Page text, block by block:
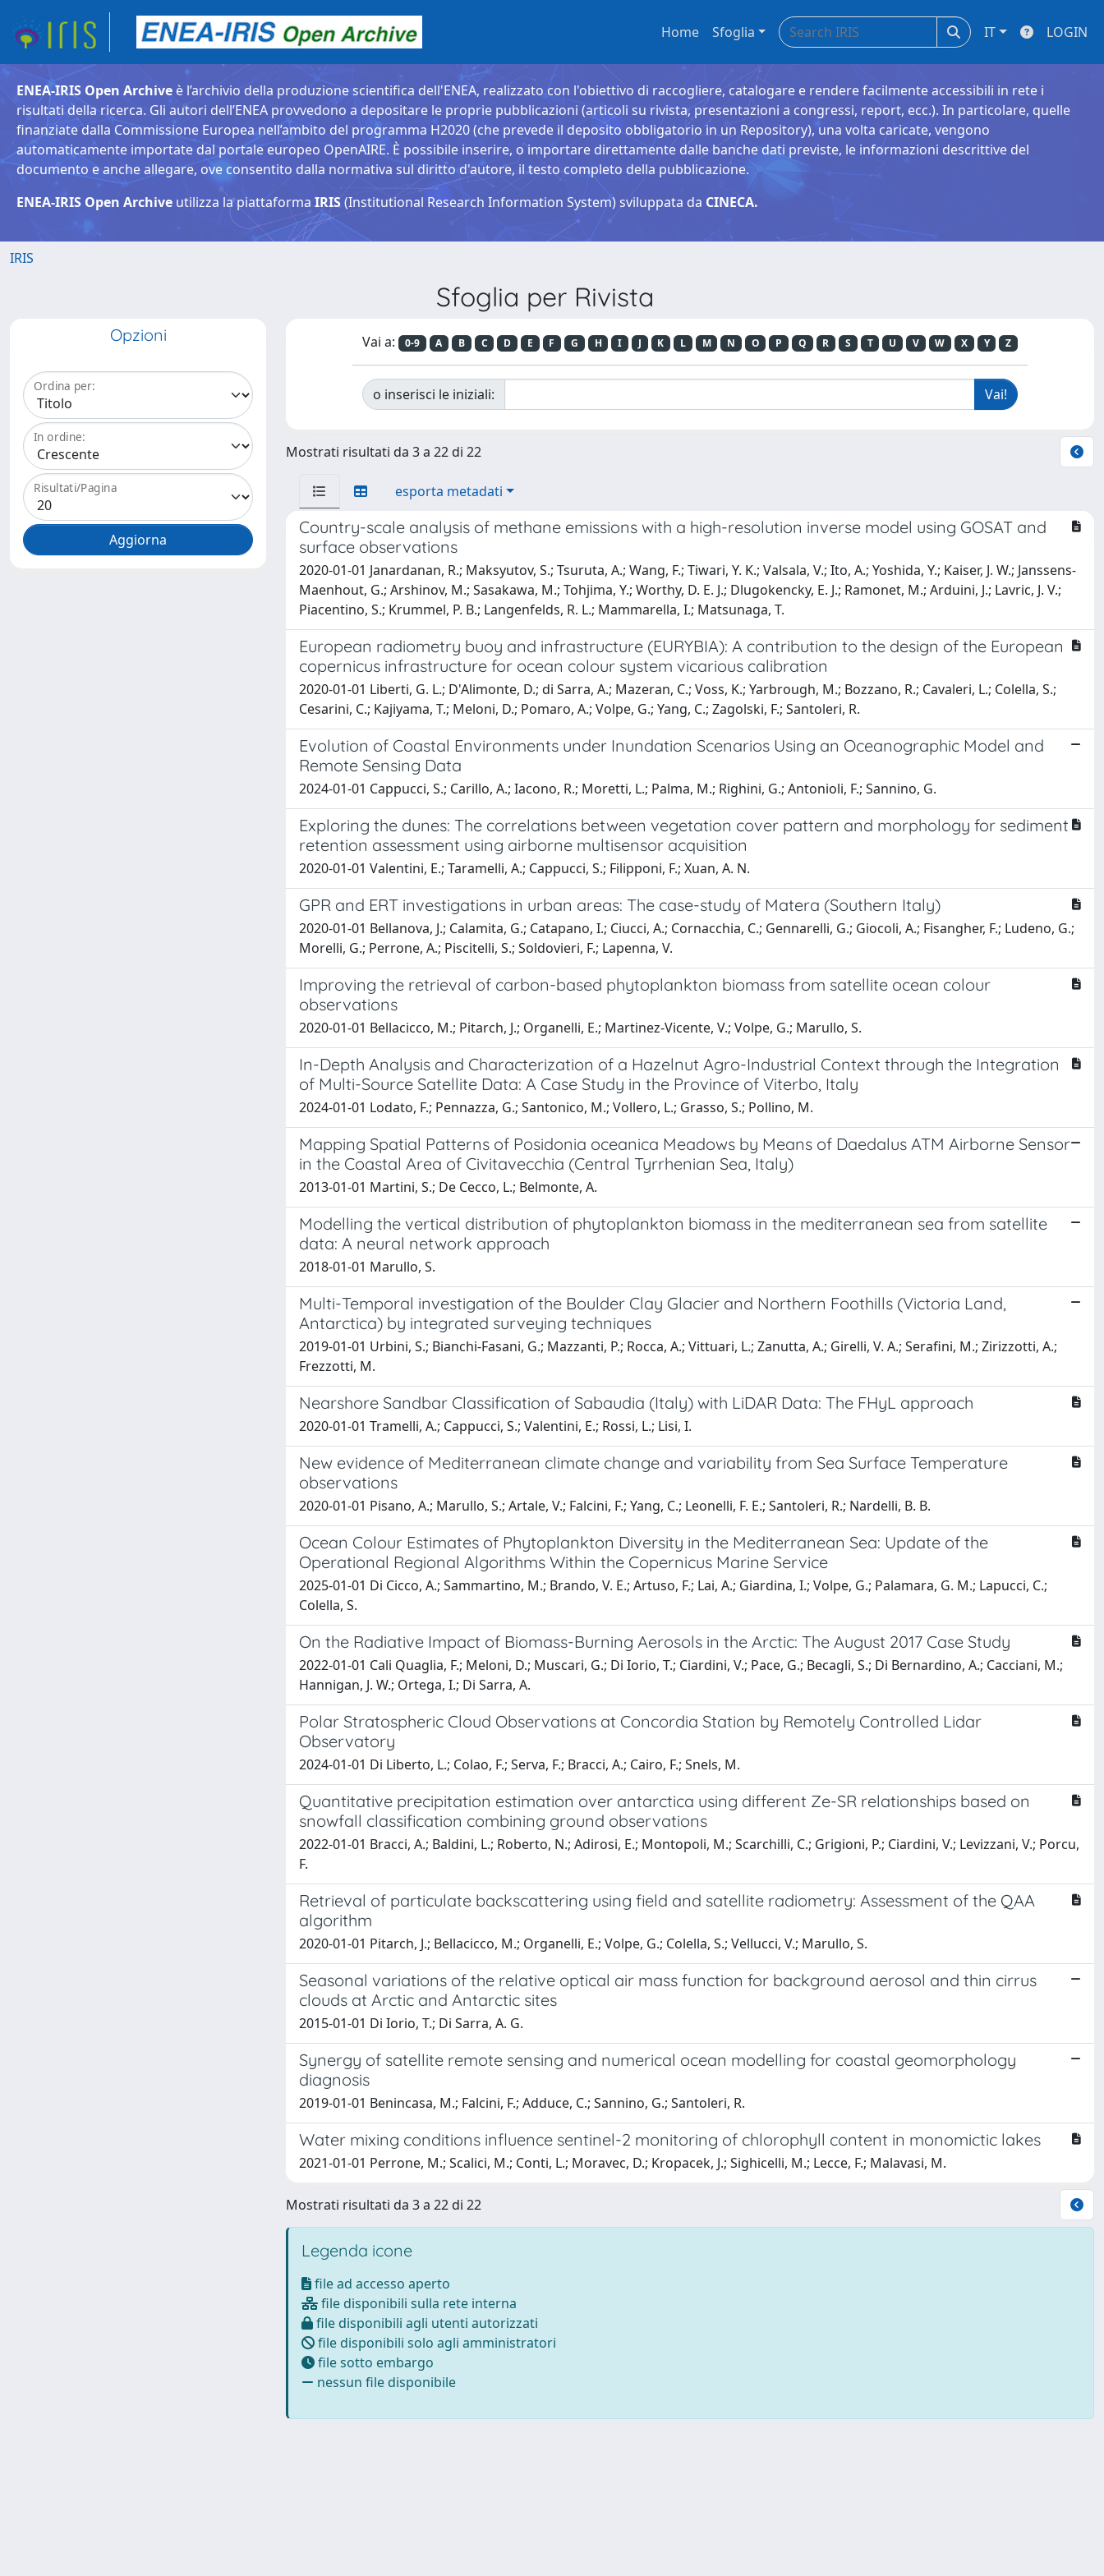
Home Sfoglia IT LOGIN
ENEA-IRIS Open Archive è l’archivio della produzione scientifica dell'ENEA, realizzato con l'obiettivo di raccogliere, catalogare e rendere facilmente accessibili in rete i
risultati della ricerca. Gli autori dell’ENEA provvedono a depositare le proprie pubblicazioni (articoli su rivista, presentazioni a congressi, report, ecc.). In particolare, quelle
finanziate dalla Commissione Europea nell’ambito del programma H2020 (che prevede il deposito obbligatorio in un Repository), una volta caricate, vengono
automaticamente importate dal portale europeo OpenAIRE. È possibile inserire, o importare direttamente dalle banche dati previste, le informazioni descrittive del
documento e anche allegare, ove consentito dalla normativa sul diritto d'autore, il testo completo della pubblicazione.
ENEA-IRIS Open Archive utilizza la piattaforma IRIS(Institutional Research Information System) sviluppata da CINECA.
IRIS
Sfoglia per Rivista
Opzioni
Ordina per:
In ordine:
Risultati/Pagina
Vai a: 0-9 A B C D E F G H I J K L M N O P Q R S T U V W X Y Z
o inserisci le iniziali:
Mostrati risultati da 3 a 22 di 22
esporta metadati
Country-scale analysis of methane emissions with a high-resolution inverse model using GOSAT and
surface observations
2020-01-01 Janardanan, R.; Maksyutov, S.; Tsuruta, A.; Wang, F.; Tiwari, Y. K.; Valsala, V.; Ito, A.; Yoshida, Y.; Kaiser, J. W.; Janssens-
Maenhout, G.; Arshinov, M.; Sasakawa, M.; Tohjima, Y.; Worthy, D. E. J.; Dlugokencky, E. J.; Ramonet, M.; Arduini, J.; Lavric, J. V.;
Piacentino, S.; Krummel, P. B.; Langenfelds, R. L.; Mammarella, I.; Matsunaga, T.
European radiometry buoy and infrastructure (EURYBIA): A contribution to the design of the European
copernicus infrastructure for ocean colour system vicarious calibration
2020-01-01 Liberti, G. L.; D'Alimonte, D.; di Sarra, A.; Mazeran, C.; Voss, K.; Yarbrough, M.; Bozzano, R.; Cavaleri, L.; Colella, S.;
Cesarini, C.; Kajiyama, T.; Meloni, D.; Pomaro, A.; Volpe, G.; Yang, C.; Zagolski, F.; Santoleri, R.
Evolution of Coastal Environments under Inundation Scenarios Using an Oceanographic Model and
Remote Sensing Data
2024-01-01 Cappucci, S.; Carillo, A.; Iacono, R.; Moretti, L.; Palma, M.; Righini, G.; Antonioli, F.; Sannino, G.
Exploring the dunes: The correlations between vegetation cover pattern and morphology for sediment
retention assessment using airborne multisensor acquisition
2020-01-01 Valentini, E.; Taramelli, A.; Cappucci, S.; Filipponi, F.; Xuan, A. N.
GPR and ERT investigations in urban areas: The case-study of Matera (Southern Italy)
2020-01-01 Bellanova, J.; Calamita, G.; Catapano, I.; Ciucci, A.; Cornacchia, C.; Gennarelli, G.; Giocoli, A.; Fisangher, F.; Ludeno, G.;
Morelli, G.; Perrone, A.; Piscitelli, S.; Soldovieri, F.; Lapenna, V.
Improving the retrieval of carbon-based phytoplankton biomass from satellite ocean colour
observations
2020-01-01 Bellacicco, M.; Pitarch, J.; Organelli, E.; Martinez-Vicente, V.; Volpe, G.; Marullo, S.
In-Depth Analysis and Characterization of a Hazelnut Agro-Industrial Context through the Integration
of Multi-Source Satellite Data: A Case Study in the Province of Viterbo, Italy
2024-01-01 Lodato, F.; Pennazza, G.; Santonico, M.; Vollero, L.; Grasso, S.; Pollino, M.
Mapping Spatial Patterns of Posidonia oceanica Meadows by Means of Daedalus ATM Airborne Sensor
in the Coastal Area of Civitavecchia (Central Tyrrhenian Sea, Italy)
2013-01-01 Martini, S.; De Cecco, L.; Belmonte, A.
Modelling the vertical distribution of phytoplankton biomass in the mediterranean sea from satellite
data: A neural network approach
2018-01-01 Marullo, S.
Multi-Temporal investigation of the Boulder Clay Glacier and Northern Foothills (Victoria Land,
Antarctica) by integrated surveying techniques
2019-01-01 Urbini, S.; Bianchi-Fasani, G.; Mazzanti, P.; Rocca, A.; Vittuari, L.; Zanutta, A.; Girelli, V. A.; Serafini, M.; Zirizzotti, A.;
Frezzotti, M.
Nearshore Sandbar Classification of Sabaudia (Italy) with LiDAR Data: The FHyL approach
2020-01-01 Tramelli, A.; Cappucci, S.; Valentini, E.; Rossi, L.; Lisi, I.
New evidence of Mediterranean climate change and variability from Sea Surface Temperature
observations
2020-01-01 Pisano, A.; Marullo, S.; Artale, V.; Falcini, F.; Yang, C.; Leonelli, F. E.; Santoleri, R.; Nardelli, B. B.
Ocean Colour Estimates of Phytoplankton Diversity in the Mediterranean Sea: Update of the
Operational Regional Algorithms Within the Copernicus Marine Service
2025-01-01 Di Cicco, A.; Sammartino, M.; Brando, V. E.; Artuso, F.; Lai, A.; Giardina, I.; Volpe, G.; Palamara, G. M.; Lapucci, C.;
Colella, S.
On the Radiative Impact of Biomass-Burning Aerosols in the Arctic: The August 2017 Case Study
2022-01-01 Cali Quaglia, F.; Meloni, D.; Muscari, G.; Di Iorio, T.; Ciardini, V.; Pace, G.; Becagli, S.; Di Bernardino, A.; Cacciani, M.;
Hannigan, J. W.; Ortega, I.; Di Sarra, A.
Polar Stratospheric Cloud Observations at Concordia Station by Remotely Controlled Lidar
Observatory
2024-01-01 Di Liberto, L.; Colao, F.; Serva, F.; Bracci, A.; Cairo, F.; Snels, M.
Quantitative precipitation estimation over antarctica using different Ze-SR relationships based on
snowfall classification combining ground observations
2022-01-01 Bracci, A.; Baldini, L.; Roberto, N.; Adirosi, E.; Montopoli, M.; Scarchilli, C.; Grigioni, P.; Ciardini, V.; Levizzani, V.; Porcu,
F.
Retrieval of particulate backscattering using field and satellite radiometry: Assessment of the QAA
algorithm
2020-01-01 Pitarch, J.; Bellacicco, M.; Organelli, E.; Volpe, G.; Colella, S.; Vellucci, V.; Marullo, S.
Seasonal variations of the relative optical air mass function for background aerosol and thin cirrus
clouds at Arctic and Antarctic sites
2015-01-01 Di Iorio, T.; Di Sarra, A. G.
Synergy of satellite remote sensing and numerical ocean modelling for coastal geomorphology
diagnosis
2019-01-01 Benincasa, M.; Falcini, F.; Adduce, C.; Sannino, G.; Santoleri, R.
Water mixing conditions influence sentinel-2 monitoring of chlorophyll content in monomictic lakes
2021-01-01 Perrone, M.; Scalici, M.; Conti, L.; Moravec, D.; Kropacek, J.; Sighicelli, M.; Lecce, F.; Malavasi, M.
Mostrati risultati da 3 a 22 di 22
Legenda icone
file ad accesso aperto
file disponibili sulla rete interna
file disponibili agli utenti autorizzati
file disponibili solo agli amministratori
file sotto embargo
nessun file disponibile